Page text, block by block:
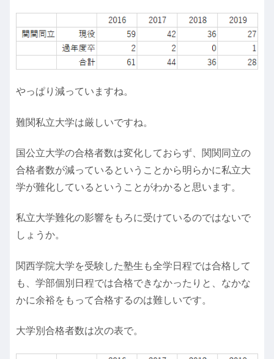
やっぱり減っていますね。
難関私立大学は厳しいですね。
国公立大学の合格者数は変化しておらず、関関同立の
合格者数が減っているということから明らかに私立大
学が難化しているということがわかると思います。
私立大学難化の影響をもろに受けているのではないで
しょうか。
関西学院大学を受験した塾生も全学日程では合格して
も、学部個別日程では合格できなかったりと、なかな
かに余裕をもって合格するのは難しいです。
大学別合格者数は次の表で。